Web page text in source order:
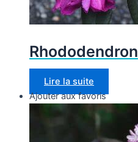
Rhododendron
Lire la suite
Ajouter aux favoris